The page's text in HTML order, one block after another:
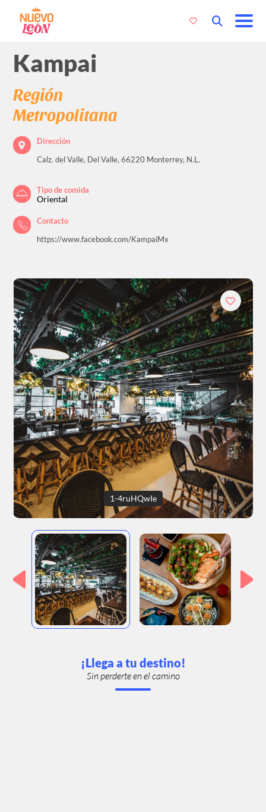
1-4ruHQwIe
Kampai
Región
Metropolitana
Dirección
Calz. del Valle, Del Valle, 66220 Monterrey, N.L.
Tipo de comida
Oriental
Contacto
https://www.facebook.com/KampaiMx
¡Llega a tu destino!
Sin perderte en el camino